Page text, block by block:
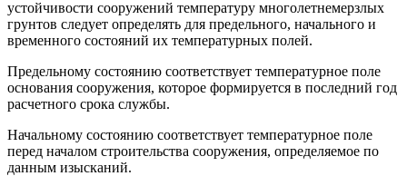
устойчивости сооружений температуру многолетнемерзлых
грунтов следует определять для предельного, начального и
временного состояний их температурных полей.
Предельному состоянию соответствует температурное поле
основания сооружения, которое формируется в последний год
расчетного срока службы.
Начальному состоянию соответствует температурное поле
перед началом строительства сооружения, определяемое по
данным изысканий.